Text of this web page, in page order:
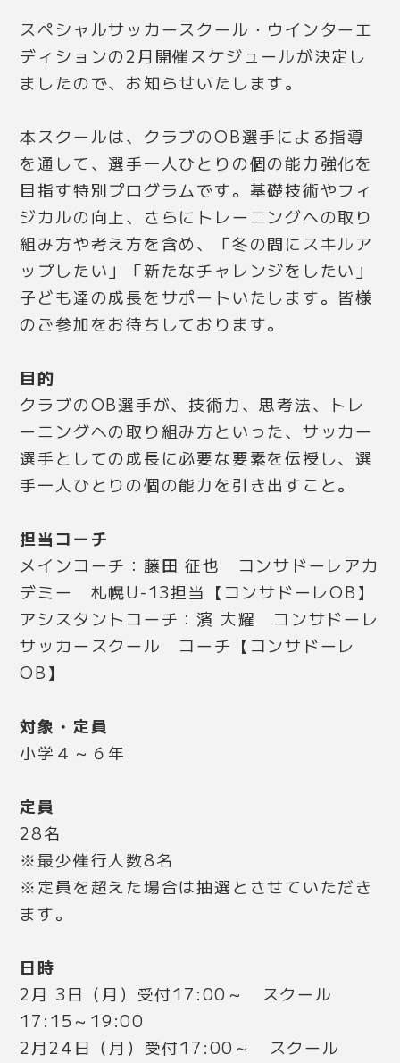
スペシャルサッカースクール・ウインターエ
ディションの2月開催スケジュールが決定し
ましたので、お知らせいたします。
本スクールは、クラブのOB選手による指導
を通して、選手一人ひとりの個の能力強化を
目指す特別プログラムです。基礎技術やフィ
ジカルの向上、さらにトレーニングへの取り
組み方や考え方を含め、「冬の間にスキルア
ップしたい」「新たなチャレンジをしたい」
子ども達の成長をサポートいたします。皆様
のご参加をお待ちしております。
目的
クラブのOB選手が、技術力、思考法、トレ
ーニングへの取り組み方といった、サッカー
選手としての成長に必要な要素を伝授し、選
手一人ひとりの個の能力を引き出すこと。
担当コーチ
メインコーチ：藤田 征也 コンサドーレアカ
デミー 札幌U-13担当【コンサドーレOB】
アシスタントコーチ：濱 大耀 コンサドーレ
サッカースクール コーチ【コンサドーレ
OB】
対象・定員
小学４～６年
定員
28名
※最少催行人数8名
※定員を超えた場合は抽選とさせていただき
ます。
日時
2月 3日（月）受付17:00～ スクール
17:15～19:00
2月24日（月）受付17:00～ スクール